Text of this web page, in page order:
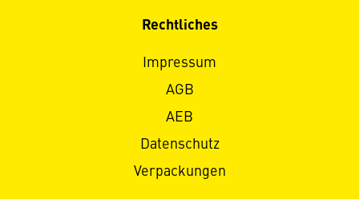
Rechtliches
Impressum
AGB
AEB
Datenschutz
Verpackungen